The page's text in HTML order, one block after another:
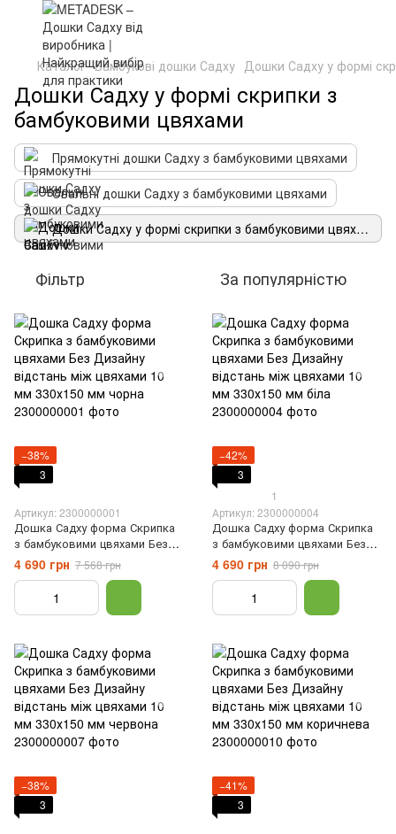
Каталог Бамбукові дошки Садху Дошки Садху у формі
Дошки Садху у формі скрипки з
бамбуковими цвяхами
Прямокутні дошки Садху з бамбуковими цвяхами
Овальні дошки Садху з бамбуковими цвяхами
Дошки Садху у формі скрипки з бамбуковими цвяхами
Фільтр За популярністю
−38%
3
Артикул: 2300000001
Дошка Садху форма Скрипка
з бамбуковими цвяхами Без
Дизайну відстань між цвяхами
10 мм 330х150 мм чорна
4 690 грн 7 568 грн
−42%
3
1
Артикул: 2300000004
Дошка Садху форма Скрипка
з бамбуковими цвяхами Без
Дизайну відстань між цвяхами
10 мм 330х150 мм біла
4 690 грн 8 090 грн
−38%
3
−41%
3